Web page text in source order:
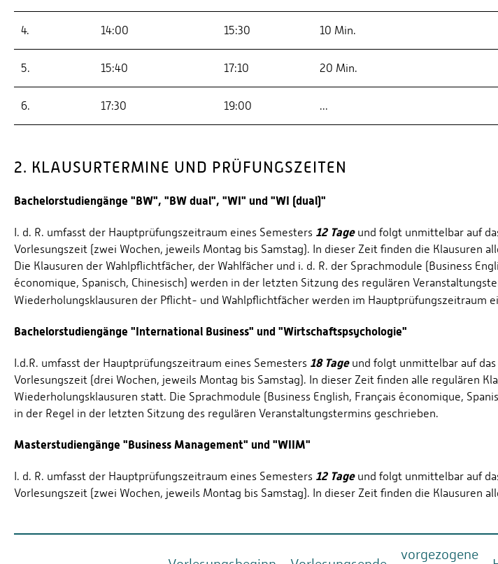
4. 14:00 15:30 10 Min.
5. 15:40 17:10 20 Min.
6. 17:30 19:00 ...
2. KLAUSURTERMINE UND PRÜFUNGSZEITEN
Bachelorstudiengänge "BW", "BW dual", "WI" und "WI (dual)"
I. d. R. umfasst der Hauptprüfungszeitraum eines Semesters 12 Tageund folgt unmittelbar auf
Vorlesungszeit (zwei Wochen, jeweils Montag bis Samstag). In dieser Zeit finden die Klausuren
Die Klausuren der Wahlpflichtfächer, der Wahlfächer und i. d. R. der Sprachmodule (Business
économique, Spanisch, Chinesisch) werden in der letzten Sitzung des regulären
Wiederholungsklausuren der Pflicht- und Wahlpflichtfächer werden im Hauptprüfungszeitraum
Bachelorstudiengänge "International Business" und "Wirtschaftspsychologie"
I.d.R. umfasst der Hauptprüfungszeitraum eines Semesters 18 Tageund folgt unmittelbar auf das
Vorlesungszeit (drei Wochen, jeweils Montag bis Samstag). In dieser Zeit finden alle regulären
Wiederholungsklausuren statt. Die Sprachmodule (Business English, Français économique,
in der Regel in der letzten Sitzung des regulären Veranstaltungstermins geschrieben.
Masterstudiengänge "Business Management" und "WIIM"
I. d. R. umfasst der Hauptprüfungszeitraum eines Semesters 12 Tageund folgt unmittelbar auf
Vorlesungszeit (zwei Wochen, jeweils Montag bis Samstag). In dieser Zeit finden die Klausuren
vorgezogene